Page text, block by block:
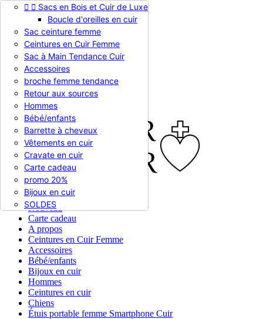
Appelez-nous :0786510612
EUR € 
EUR €
RUB RUB
Connexion
shopping_cart Panier (0)
  En stock
  Sacs en Bois et Cuir de Luxe
Boucle d'oreilles en cuir
Sac ceinture femme
Ceintures en Cuir Femme
Sac à Main Tendance Cuir
Accessoires
broche femme tendance
Retour aux sources
Hommes
Bébé/enfants
Barrette à cheveux
Vêtements en cuir
Cravate en cuir
Carte cadeau
promo 20%
Bijoux en cuir
SOLDES
Nouveau
Carte cadeau
A propos
Ceintures en Cuir Femme
Accessoires
Bébé/enfants
Bijoux en cuir
Hommes
Ceintures en cuir
Chiens
Étuis portable femme Smartphone Cuir